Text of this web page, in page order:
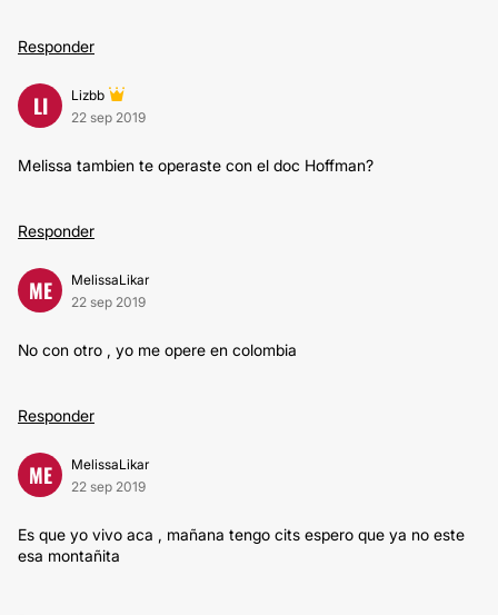
Responder
LI
Lizbb
22 sep 2019
Melissa tambien te operaste con el doc Hoffman?
Responder
ME
MelissaLikar
22 sep 2019
No con otro , yo me opere en colombia
Responder
ME
MelissaLikar
22 sep 2019
Es que yo vivo aca , mañana tengo cits espero que ya no este
esa montañita